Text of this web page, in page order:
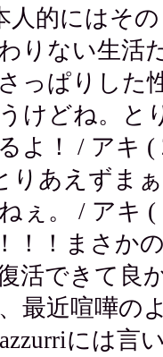
的にはその
りない生活
っぱりした
けどね。と
よ！ / アキ (
あえずま
ぇ。 / アキ (
！！まさか
活できて良
最近喧嘩の
には言